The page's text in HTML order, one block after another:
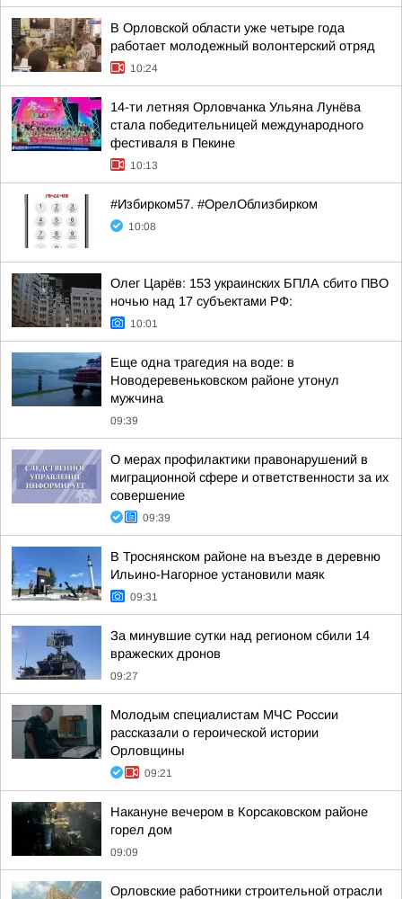
В Орловской области уже четыре года
работает молодежный волонтерский отряд
10:24
14-ти летняя Орловчанка Ульяна Лунёва
стала победительницей международного
фестиваля в Пекине
10:13
#Избирком57. #ОрелОблизбирком
10:08
Олег Царёв: 153 украинских БПЛА сбито ПВО
ночью над 17 субъектами РФ:
10:01
Еще одна трагедия на воде: в
Новодеревеньковском районе утонул
мужчина
09:39
О мерах профилактики правонарушений в
миграционной сфере и ответственности за их
совершение
09:39
В Троснянском районе на въезде в деревню
Ильино-Нагорное установили маяк
09:31
За минувшие сутки над регионом сбили 14
вражеских дронов
09:27
Молодым специалистам МЧС России
рассказали о героической истории
Орловщины
09:21
Накануне вечером в Корсаковском районе
горел дом
09:09
Орловские работники строительной отрасли